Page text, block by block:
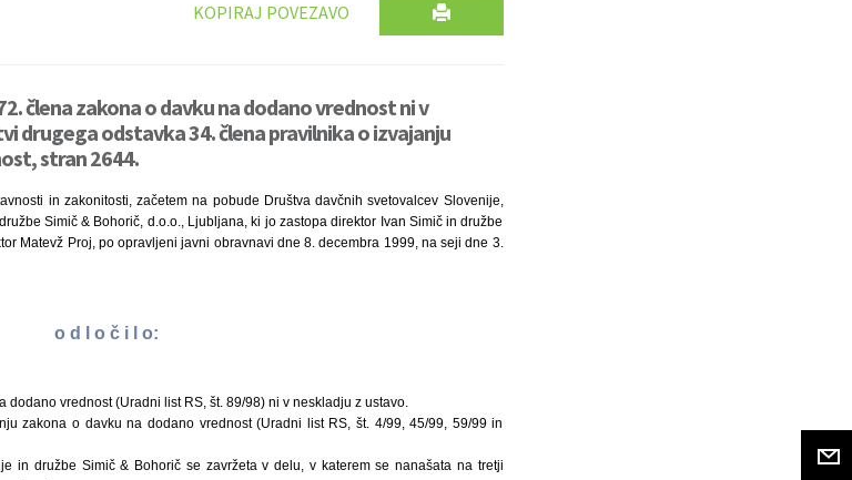
KOPIRAJ POVEZAVO
člena zakona o davku na dodano vrednost ni v
drugega odstavka 34. člena pravilnika o izvajanju
stran 2644.
in zakonitosti, začetem na pobude Društva davčnih svetovalcev Slovenije,
Simič & Bohorič, d.o.o., Ljubljana, ki jo zastopa direktor Ivan Simič in družbe
Matevž Proj, po opravljeni javni obravnavi dne 8. decembra 1999, na seji dne 3.
o d l o č i l o:
dodano vrednost (Uradni list RS, št. 89/98) ni v neskladju z ustavo.
zakona o davku na dodano vrednost (Uradni list RS, št. 4/99, 45/99, 59/99 in
in družbe Simič & Bohorič se zavržeta v delu, v katerem se nanašata na tretji